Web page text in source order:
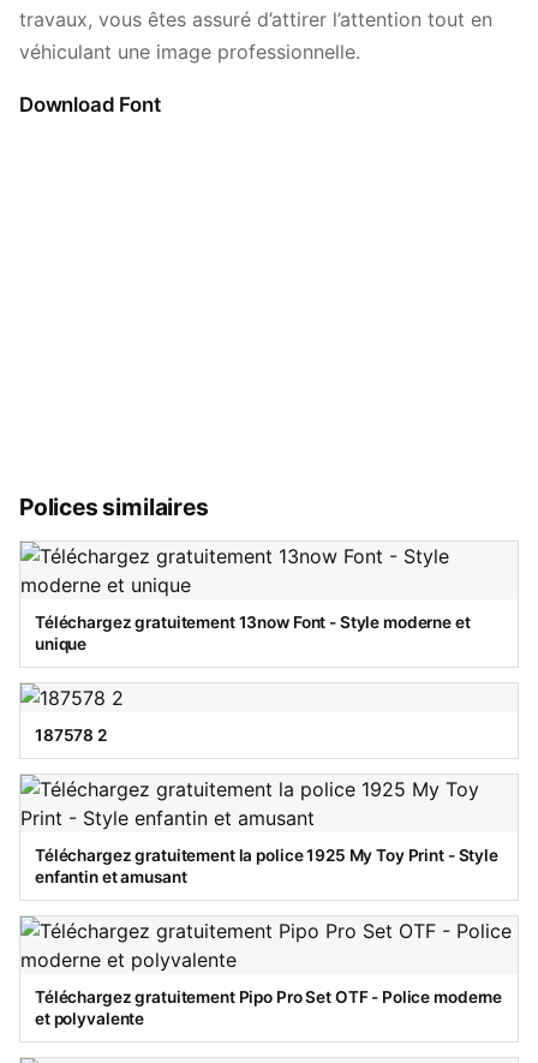
travaux, vous êtes assuré d’attirer l’attention tout en
véhiculant une image professionnelle.
Download Font
Polices similaires
Téléchargez gratuitement 13now Font - Style moderne et
unique
187578 2
Téléchargez gratuitement la police 1925 My Toy Print - Style
enfantin et amusant
Téléchargez gratuitement Pipo Pro Set OTF - Police moderne
et polyvalente